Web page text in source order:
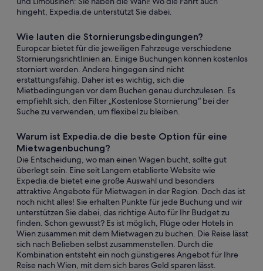
hingeht, Expedia.de unterstützt Sie dabei.
Wie lauten die Stornierungsbedingungen?
Europcar bietet für die jeweiligen Fahrzeuge verschiedene
Stornierungsrichtlinien an. Einige Buchungen können kostenlos
storniert werden. Andere hingegen sind nicht
erstattungsfähig. Daher ist es wichtig, sich die
Mietbedingungen vor dem Buchen genau durchzulesen. Es
empfiehlt sich, den Filter „Kostenlose Stornierung“ bei der
Suche zu verwenden, um flexibel zu bleiben.
Warum ist Expedia.de die beste Option für eine
Mietwagenbuchung?
Die Entscheidung, wo man einen Wagen bucht, sollte gut
überlegt sein. Eine seit Langem etablierte Website wie
Expedia.de bietet eine große Auswahl und besonders
attraktive Angebote für Mietwagen in der Region. Doch das ist
noch nicht alles! Sie erhalten Punkte für jede Buchung und wir
unterstützen Sie dabei, das richtige Auto für Ihr Budget zu
finden. Schon gewusst? Es ist möglich, Flüge oder Hotels in
Wien zusammen mit dem Mietwagen zu buchen. Die Reise lässt
sich nach Belieben selbst zusammenstellen. Durch die
Kombination entsteht ein noch günstigeres Angebot für Ihre
Reise nach Wien, mit dem sich bares Geld sparen lässt.